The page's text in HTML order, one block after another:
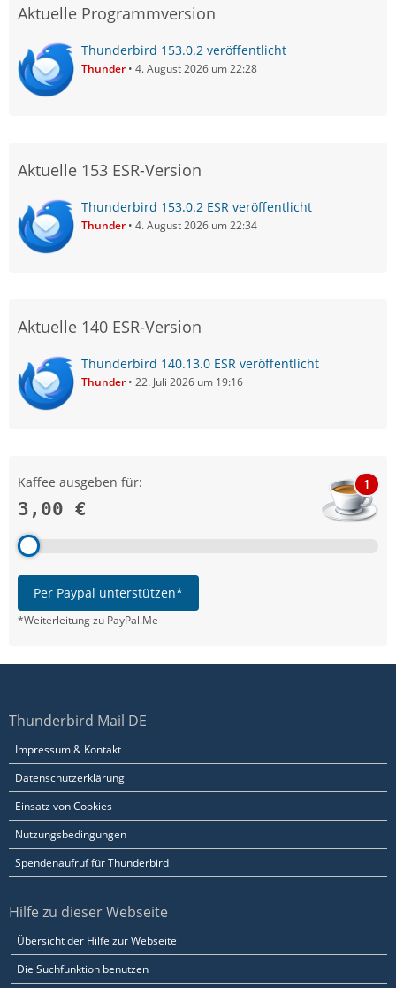
Aktuelle Programmversion
Thunderbird 153.0.2 veröffentlicht
Thunder 4. August 2026 um 22:28
Aktuelle 153 ESR-Version
Thunderbird 153.0.2 ESR veröffentlicht
Thunder 4. August 2026 um 22:34
Aktuelle 140 ESR-Version
Thunderbird 140.13.0 ESR veröffentlicht
Thunder 22. Juli 2026 um 19:16
Kaffee ausgeben für:
3,00 €
1
Per Paypal unterstützen*
*Weiterleitung zu PayPal.Me
Thunderbird Mail DE
Impressum & Kontakt
Datenschutzerklärung
Einsatz von Cookies
Nutzungsbedingungen
Spendenaufruf für Thunderbird
Hilfe zu dieser Webseite
Übersicht der Hilfe zur Webseite
Die Suchfunktion benutzen